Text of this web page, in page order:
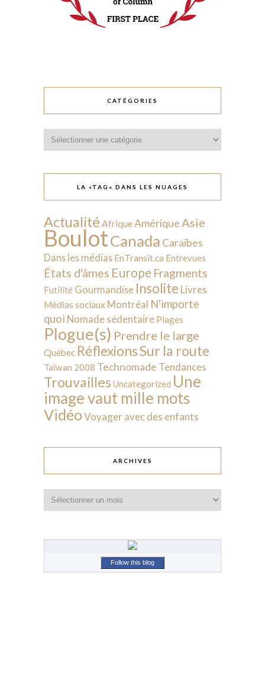
CATÉGORIES
LA «TAG» DANS LES NUAGES
Actualité AfriqueAmérique Asie
BoulotCanada Caraïbes
Dans les médias EnTransit.ca Entrevues
États d'âmes Europe Fragments
Futilité Gourmandise Insolite Livres
Médias sociaux Montréal N'importe
quoi Nomade sédentaire Plages
Plogue(s) Prendre le large
Québec RéflexionsSur la route
Taïwan 2008 Technomade Tendances
Trouvailles Uncategorized Une
image vaut mille mots
VidéoVoyager avec des enfants
ARCHIVES
Follow this blog